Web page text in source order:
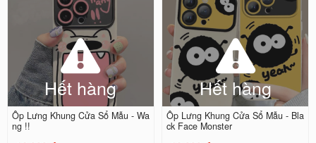
Hết hàng
Ốp Lưng Khung Cửa Sổ Mẫu - Wa
ng !!
Hết hàng
Ốp Lưng Khung Cửa Sổ Mẫu - Bla
ck Face Monster